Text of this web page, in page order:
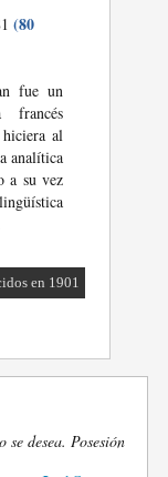
(80
fue un
francés
al
analítica
a su vez
en 1901
se desea. Posesión